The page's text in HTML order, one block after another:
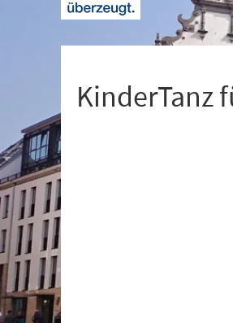
KinderTanz